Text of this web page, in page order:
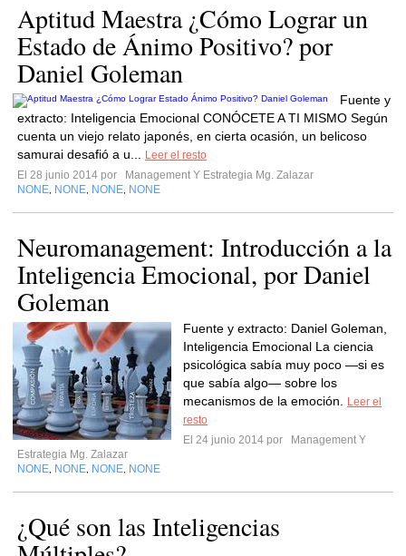
Aptitud Maestra ¿Cómo Lograr un
Estado de Ánimo Positivo? por
Daniel Goleman
Fuente y
extracto: Inteligencia Emocional CONÓCETE A TI MISMO Según
cuenta un viejo relato japonés, en cierta ocasión, un belicoso
samurai desafió a u...
Leer el resto
El 28 junio 2014 por
Management Y Estrategia Mg. Zalazar
NONE NONE NONE NONE
Neuromanagement: Introducción a la
Inteligencia Emocional, por Daniel
Goleman
Fuente y extracto: Daniel Goleman,
Inteligencia Emocional La ciencia
psicológica sabía muy poco —si es
que sabía algo— sobre los
mecanismos de la emoción.
Leer el
resto
El 24 junio 2014 por
Management Y
Estrategia Mg. Zalazar
NONE NONE NONE NONE
¿Qué son las Inteligencias